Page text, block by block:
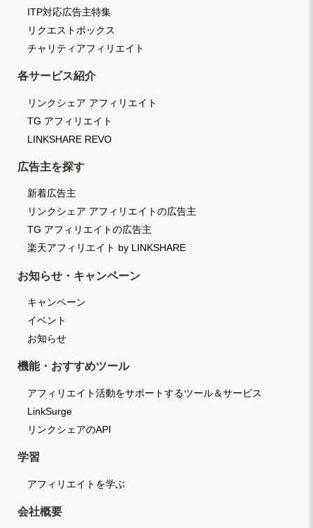
ITP対応広告主特集
リクエストボックス
チャリティアフィリエイト
各サービス紹介
リンクシェア アフィリエイト
TG アフィリエイト
LINKSHARE REVO
広告主を探す
新着広告主
リンクシェア アフィリエイトの広告主
TG アフィリエイトの広告主
楽天アフィリエイト by LINKSHARE
お知らせ・キャンペーン
キャンペーン
イベント
お知らせ
機能・おすすめツール
アフィリエイト活動をサポートするツール＆サービス
LinkSurge
リンクシェアのAPI
学習
アフィリエイトを学ぶ
会社概要